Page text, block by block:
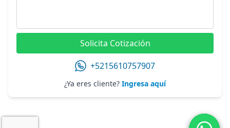
Solicita Cotización
+5215610757907
¿Ya eres cliente? Ingresa aquí